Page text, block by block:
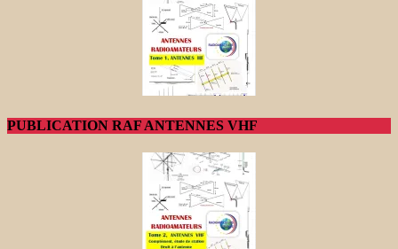
PUBLICATION RAF ANTENNES VHF